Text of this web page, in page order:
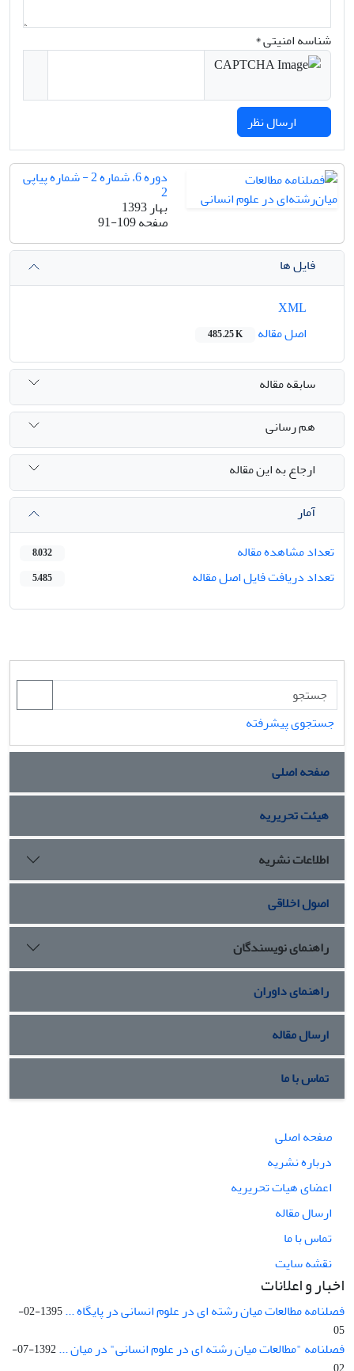
شناسه امنیتی *
دوره 6، شماره 2 - شماره پیاپی
2
بهار 1393
صفحه91-109
فایل ها
اصل مقاله
485.25 K
سابقه مقاله
هم رسانی
ارجاع به این مقاله
آمار
تعداد مشاهده مقاله
8,032
تعداد دریافت فایل اصل مقاله 5,485
جستجوی پیشرفته
صفحه اصلی
هیئت تحریریه
اطلاعات نشریه
اصول اخلاقی
راهنمای نویسندگان
راهنمای داوران
ارسال مقاله
تماس با ما
صفحه اصلی
درباره نشریه
اعضای هیات تحریریه
ارسال مقاله
تماس با ما
نقشه سایت
اخبار و اعلانات
فصلنامه مطالعات میان رشته ای در علوم انسانی در پایگاه ...
1395-02-
05
فصلنامه "مطالعات میان رشته ای در علوم انسانی" در میان ...
1392-07-